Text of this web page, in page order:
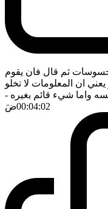
ثم قال فان يقوم
ان المعلومات لا تخلو
واما شيء قائم بغيره -
00:04:02ضَ